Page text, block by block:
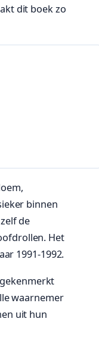
dit boek zo
binnen
de
Het
1991-1992.
waarnemer
uit hun